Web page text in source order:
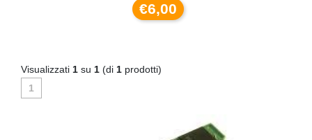
€6,00
Visualizzati 1 su 1 (di 1 prodotti)
1